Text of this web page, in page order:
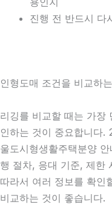
진행 전 반드시 다
인형도매 조건을 비교하
리깅를 비교할 때는 가장
인하는 것이 중요합니다
울도시형생활주택분양
행 절차, 응대 기준, 제한
따라서 여러 정보를 확인
비교하는 것이 좋습니다.